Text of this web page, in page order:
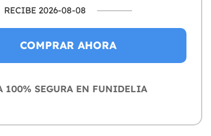
RECIBE 2026-08-08
COMPRAR AHORA
100% SEGURA EN FUNIDELIA